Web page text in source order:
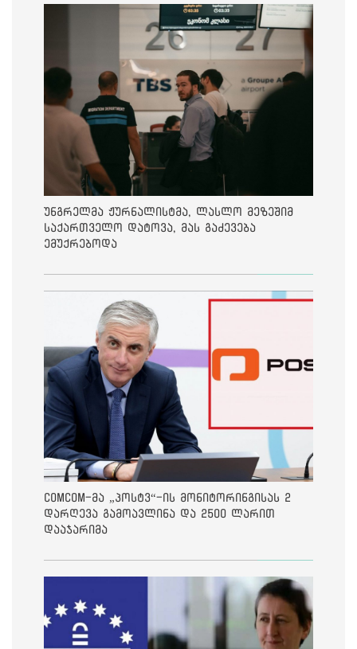
უნგრელმა ჟურნალისტმა, ლასლო მეზეშიმ
საქართველო დატოვა, მას გაძევება
ემუქრებოდა
ComCom-მა „პოსტვ“-ის მონიტორინგისას 2
დარღევა გამოავლინა და 2500 ლარით
დააჯარიმა